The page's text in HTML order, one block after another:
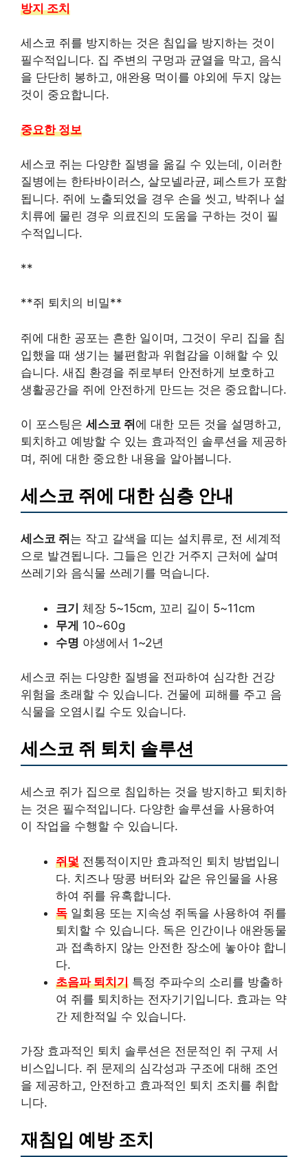
방지 조치
세스코 쥐를 방지하는 것은 침입을 방지하는 것이
필수적입니다. 집 주변의 구멍과 균열을 막고, 음식
을 단단히 봉하고, 애완용 먹이를 야외에 두지 않는
것이 중요합니다.
중요한 정보
세스코 쥐는 다양한 질병을 옮길 수 있는데, 이러한
질병에는 한타바이러스, 살모넬라균, 페스트가 포함
됩니다. 쥐에 노출되었을 경우 손을 씻고, 박쥐나 설
치류에 물린 경우 의료진의 도움을 구하는 것이 필
수적입니다.
**
**쥐 퇴치의 비밀**
쥐에 대한 공포는 흔한 일이며, 그것이 우리 집을 침
입했을 때 생기는 불편함과 위협감을 이해할 수 있
습니다. 새집 환경을 쥐로부터 안전하게 보호하고
생활공간을 쥐에 안전하게 만드는 것은 중요합니다.
이 포스팅은 세스코 쥐 에 대한 모든 것을 설명하고,
퇴치하고 예방할 수 있는 효과적인 솔루션을 제공하
며, 쥐에 대한 중요한 내용을 알아봅니다.
세스코 쥐에 대한 심층 안내
세스코 쥐 는 작고 갈색을 띠는 설치류로, 전 세계적
으로 발견됩니다. 그들은 인간 거주지 근처에 살며
쓰레기와 음식물 쓰레기를 먹습니다.
크기 체장 5~15cm, 꼬리 길이 5~11cm
무게 10~60g
수명 야생에서 1~2년
세스코 쥐는 다양한 질병을 전파하여 심각한 건강
위험을 초래할 수 있습니다. 건물에 피해를 주고 음
식물을 오염시킬 수도 있습니다.
세스코 쥐 퇴치 솔루션
세스코 쥐가 집으로 침입하는 것을 방지하고 퇴치하
는 것은 필수적입니다. 다양한 솔루션을 사용하여
이 작업을 수행할 수 있습니다.
쥐덫 전통적이지만 효과적인 퇴치 방법입니
다. 치즈나 땅콩 버터와 같은 유인물을 사용
하여 쥐를 유혹합니다.
독 일회용 또는 지속성 쥐독을 사용하여 쥐를
퇴치할 수 있습니다. 독은 인간이나 애완동물
과 접촉하지 않는 안전한 장소에 놓아야 합니
다.
초음파 퇴치기 특정 주파수의 소리를 방출하
여 쥐를 퇴치하는 전자기기입니다. 효과는 약
간 제한적일 수 있습니다.
가장 효과적인 퇴치 솔루션은 전문적인 쥐 구제 서
비스입니다. 쥐 문제의 심각성과 구조에 대해 조언
을 제공하고, 안전하고 효과적인 퇴치 조치를 취합
니다.
재침입 예방 조치